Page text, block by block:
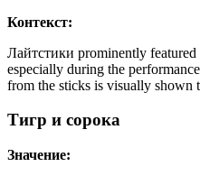
Контекст:
Лайтстики prominently featured
especially during the
from the sticks is visually shown
Тигр и сорока
Значение: